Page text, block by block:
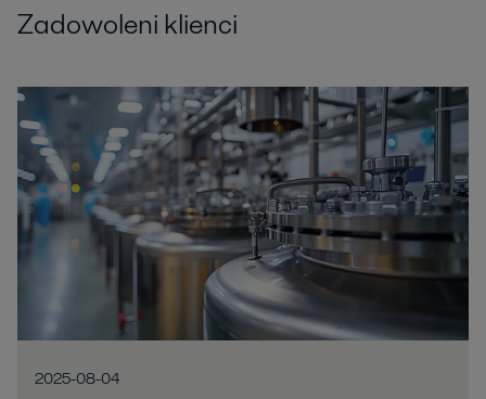
Zadowoleni klienci
2025-08-04